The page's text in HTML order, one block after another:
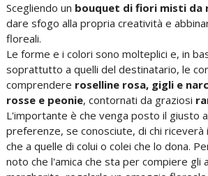
Scegliendo un bouquet di fiori misti da
dare sfogo alla propria creatività e
floreali.
Le forme e i colori sono molteplici e, in
soprattutto a quelli del destinatario, le
comprendere roselline rosa, gigli e
rosse e peonie, contornati da graziosi
L'importante è che venga posto il giusto
preferenze, se conosciute, di chi
che a quelle di colui o colei che lo dona.
noto che l'amica che sta per compiere gli